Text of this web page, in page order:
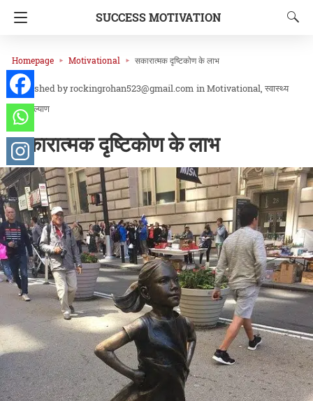
SUCCESS MOTIVATION
Homepage Motivational सकारात्मक दृष्टिकोण के लाभ
rockingrohan523@gmail.com inMotivational स्वास्थ्य
और कल्याण
सकारात्मक दृष्टिकोण के लाभ